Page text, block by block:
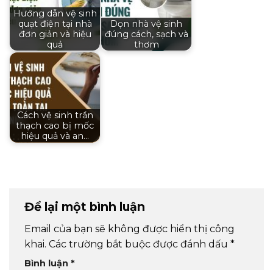
Hướng dẫn vệ sinh
quạt điện tại nhà
đơn giản và hiệu
quả
Dọn nhà vệ sinh
đúng cách, sạch và
thơm
Cách vệ sinh trần
thạch cao bị mốc
hiệu quả và an…
Để lại một bình luận
Email của bạn sẽ không được hiển thị công
khai. Các trường bắt buộc được đánh dấu *
Bình luận *